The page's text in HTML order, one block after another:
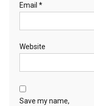
Email *
Website
Save my name,